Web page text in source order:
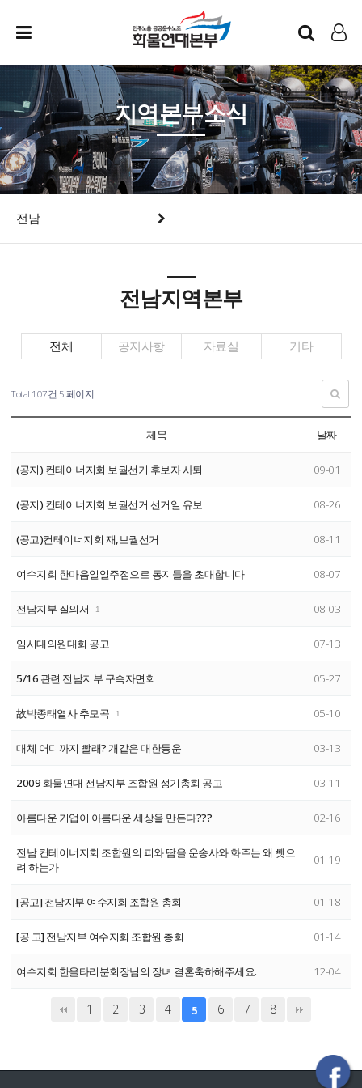
인트라넷
LOG IN
지역본부소식
전남
전남지역본부
전체 공지사항 자료실 기타
Total 107건 5 페이지
제목 날짜
(공지) 컨테이너지회 보궐선거 후보자 사퇴 09-01
(공지) 컨테이너지회 보궐선거 선거일 유보 08-26
(공고)컨테이너지회 재,보궐선거 08-11
여수지회 한마음일일주점으로 동지들을 초대합니다 08-07
전남지부 질의서 1 08-03
임시대의원대회 공고 07-13
5/16 관련 전남지부 구속자면회 05-27
故박종태열사 추모곡 1 05-10
대체 어디까지 빨래? 개같은 대한통운 03-13
2009 화물연대 전남지부 조합원 정기총회 공고 03-11
아름다운 기업이 아름다운 세상을 만든다??? 02-16
전남 컨테이너지회 조합원의 피와 땀을 운송사와 화주는 왜 뺏으
려 하는가
01-19
[공고] 전남지부 여수지회 조합원 총회 01-18
[공 고] 전남지부 여수지회 조합원 총회 01-14
여수지회 한울타리분회장님의 장녀 결혼축하해주세요. 12-04
1 2 3 4 5 6 7 8